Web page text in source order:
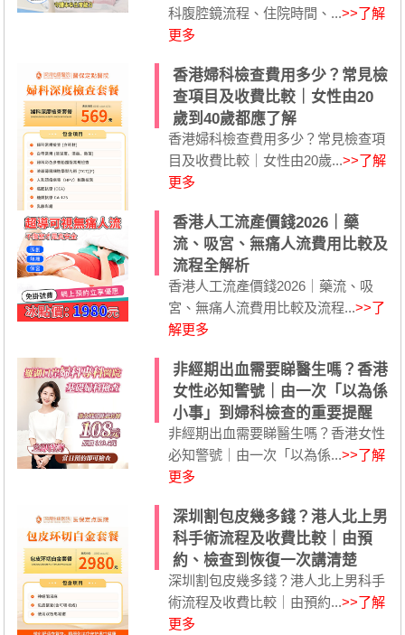
科腹腔鏡流程、住院時間、...>>了解
更多
香港婦科檢查費用多少？常見檢
查項目及收費比較｜女性由20
歲到40歲都應了解
香港婦科檢查費用多少？常見檢查項
目及收費比較｜女性由20歲...>>了解
更多
香港人工流產價錢2026｜藥
流、吸宮、無痛人流費用比較及
流程全解析
香港人工流產價錢2026｜藥流、吸
宮、無痛人流費用比較及流程...>>了
解更多
非經期出血需要睇醫生嗎？香港
女性必知警號｜由一次「以為係
小事」到婦科檢查的重要提醒
非經期出血需要睇醫生嗎？香港女性
必知警號｜由一次「以為係...>>了解
更多
深圳割包皮幾多錢？港人北上男
科手術流程及收費比較｜由預
約、檢查到恢復一次講清楚
深圳割包皮幾多錢？港人北上男科手
術流程及收費比較｜由預約...>>了解
更多